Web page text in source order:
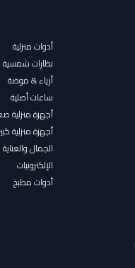
أدوات منزلية
نظارات شمسية
أزياء & موضة
ساعات أصلية
أجهزة منزلية
أجهزة منزلية
الجمال
الإلكترونيات
أدوات مطبخ